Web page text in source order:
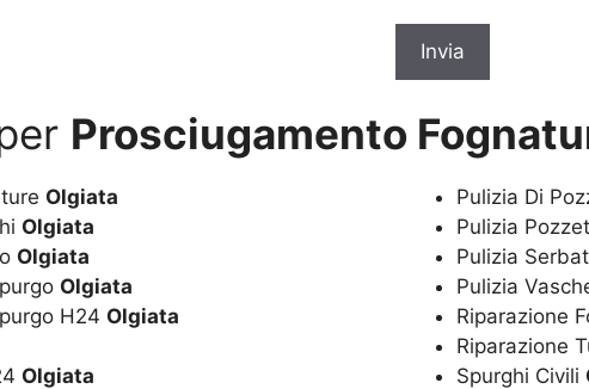
Prosciugamento
Olgiata
Olgiata
Olgiata
Olgiata
H24 Olgiata
Olgiata
Pulizia Di
Pulizia
Pulizia
Pulizia
Riparazione
Riparazione
Spurghi Civili